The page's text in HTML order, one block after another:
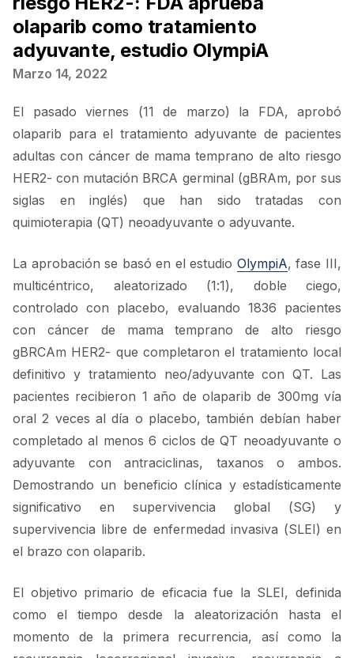
olaparib como tratamiento
adyuvante, estudio OlympiA
Marzo 14, 2022
El pasado viernes (11 de marzo) la FDA, aprobó
olaparib para el tratamiento adyuvante de pacientes
adultas con cáncer de mama temprano de alto riesgo
HER2- con mutación BRCA germinal (gBRAm, por sus
siglas en inglés) que han sido tratadas con
quimioterapia (QT) neoadyuvante o adyuvante.
La aprobación se basó en el estudio OlympiA, fase III,
multicéntrico, aleatorizado (1:1), doble ciego,
controlado con placebo, evaluando 1836 pacientes
con cáncer de mama temprano de alto riesgo
gBRCAm HER2- que completaron el tratamiento local
definitivo y tratamiento neo/adyuvante con QT. Las
pacientes recibieron 1 año de olaparib de 300mg vía
oral 2 veces al día o placebo, también debían haber
completado al menos 6 ciclos de QT neoadyuvante o
adyuvante con antraciclinas, taxanos o ambos.
Demostrando un beneficio clínica y estadísticamente
significativo en supervivencia global (SG) y
supervivencia libre de enfermedad invasiva (SLEI) en
el brazo con olaparib.
El objetivo primario de eficacia fue la SLEI, definida
como el tiempo desde la aleatorización hasta el
momento de la primera recurrencia, así como la